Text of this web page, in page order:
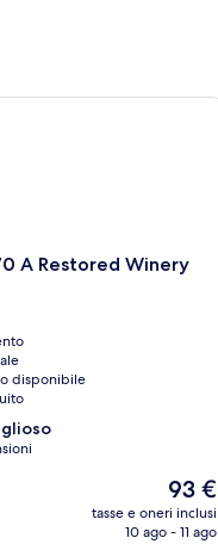
A Restored Winery
disponibile
Il
prezzo
attuale
93 €
tasse e oneri inclusi
10 ago - 11 ago
Restored Winery